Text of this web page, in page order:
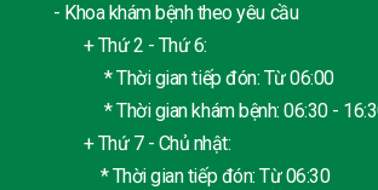
- Khoa khám bệnh theo yêu cầu
+ Thứ 2 - Thứ 6:
* Thời gian tiếp đón: Từ 06:00
* Thời gian khám bệnh: 06:30 -
+ Thứ 7 - Chủ nhật:
* Thời gian tiếp đón: Từ 06:30